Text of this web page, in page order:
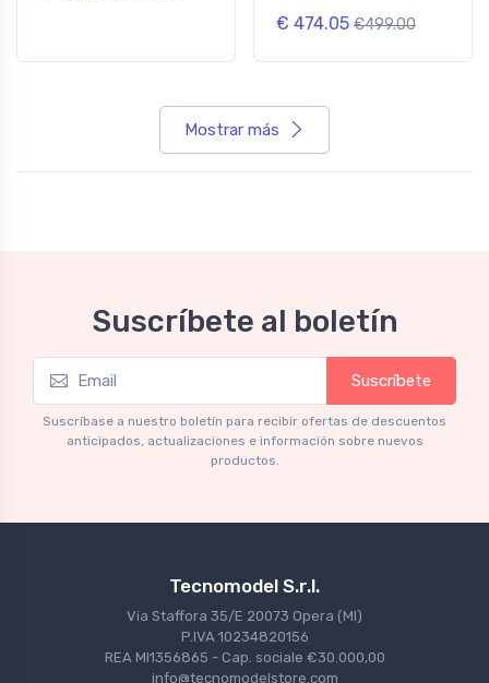
€ 474.05 €499.00
Mostrar más
Suscríbete al boletín
Suscríbete
Suscríbase a nuestro boletín para recibir ofertas de descuentos
anticipados, actualizaciones e información sobre nuevos
productos.
Tecnomodel S.r.l.
Via Staffora 35/E 20073 Opera (MI)
P.IVA 10234820156
REA MI1356865 - Cap. sociale €30.000,00
info@tecnomodelstore.com